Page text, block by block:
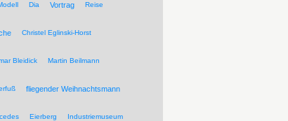
Dia Vortrag Reise
Christel Eglinski-Horst
Bleidick Martin Beilmann
fliegender Weihnachtsmann
Eierberg Industriemuseum